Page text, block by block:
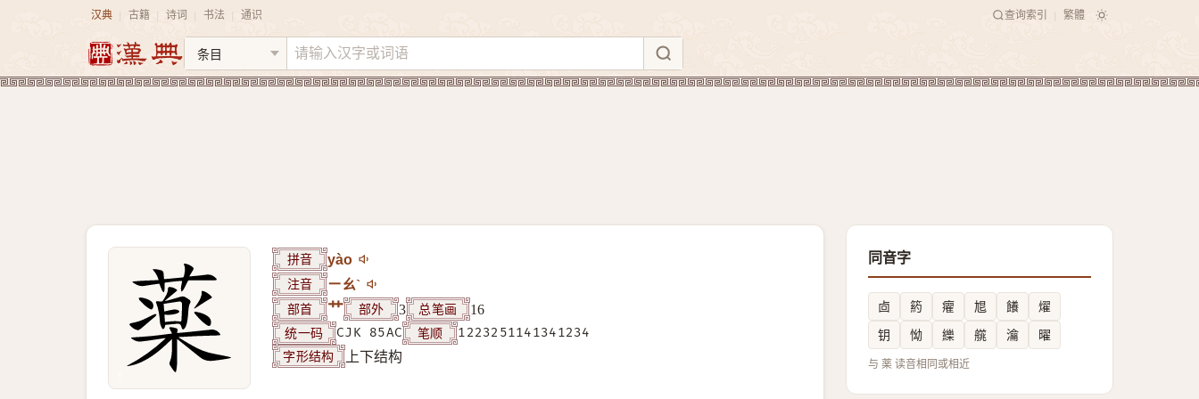
汉典 古籍 诗词 书法 通识 查询索引 繁體
拼音 yào
注音 ㄧㄠˋ
部首 艹 部外 3 总笔画 16
统一码 CJK 85AC 笔顺 1223251141341234
字形结构 上下结构
同音字
㔽 箹 㿑 㞁 䭥
燿
钥
怮 纅 艞 㵸 曜
与 薬 读音相同或相近